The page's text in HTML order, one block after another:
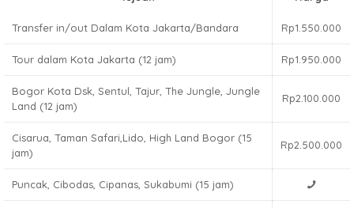
Transfer in/out Dalam Kota Jakarta/Bandara Rp1.550.000
Tour dalam Kota Jakarta (12 jam) Rp1.950.000
Bogor Kota Dsk, Sentul, Tajur, The Jungle, Jungle
Land (12 jam)
Rp2.100.000
Cisarua, Taman Safari,Lido, High Land Bogor (15
jam)
Rp2.500.000
Puncak, Cibodas, Cipanas, Sukabumi (15 jam)